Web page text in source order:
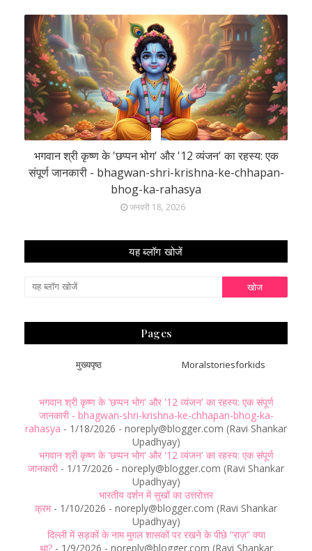
भगवान श्री कृष्ण के 'छप्पन भोग' और '12 व्यंजन' का रहस्य: एक
संपूर्ण जानकारी - bhagwan-shri-krishna-ke-chhapan-
bhog-ka-rahasya
जनवरी 18, 2026
यह ब्लॉग खोजें
Pages
मुख्यपृष्ठ Moralstoriesforkids
भगवान श्री कृष्ण के 'छप्पन भोग' और '12 व्यंजन' का रहस्य: एक संपूर्ण
जानकारी - bhagwan-shri-krishna-ke-chhapan-bhog-ka-
rahasya - 1/18/2026 - noreply@blogger.com (Ravi Shankar
Upadhyay)
भगवान श्री कृष्ण के 'छप्पन भोग' और '12 व्यंजन' का रहस्य: एक संपूर्ण
जानकारी- 1/17/2026 - noreply@blogger.com (Ravi Shankar
Upadhyay)
भारतीय दर्शन में सुखों का उत्तरोत्तर
क्रम- 1/10/2026 - noreply@blogger.com (Ravi Shankar
Upadhyay)
दिल्ली में सड़कों के नाम मुग़ल शासकों पर रखने के पीछे “राज़” क्या
था?- 1/9/2026 - noreply@blogger.com (Ravi Shankar